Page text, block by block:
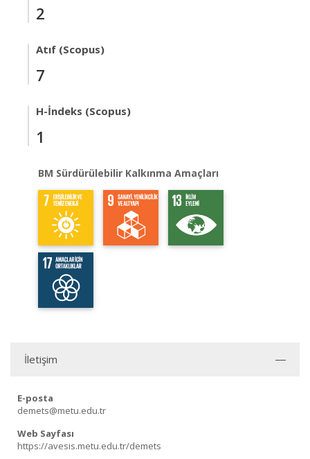
2
Atıf (Scopus)
7
H-İndeks (Scopus)
1
BM Sürdürülebilir Kalkınma Amaçları
İletişim
E-posta
demets@metu.edu.tr
Web Sayfası
https://avesis.metu.edu.tr/demets